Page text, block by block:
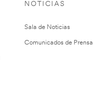
NOTICIAS
Sala de Noticias
Comunicados de Prensa